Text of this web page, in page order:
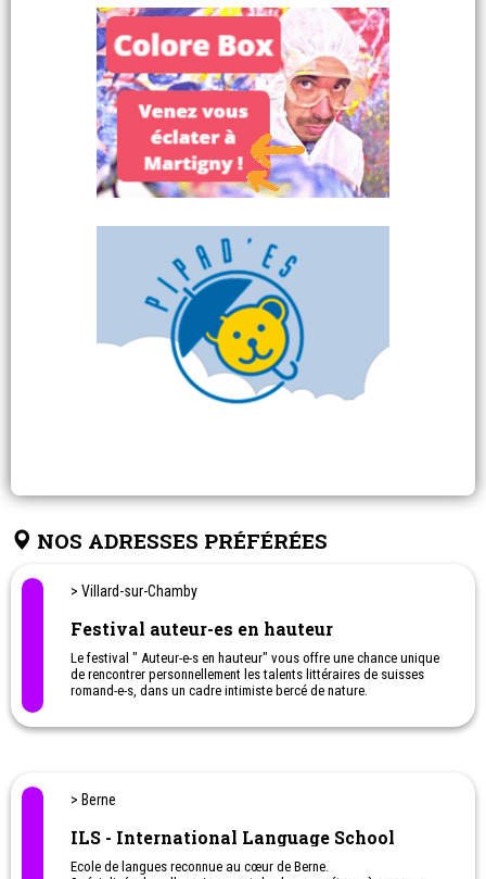
NOS ADRESSES PRÉFÉRÉES
> Villard-sur-Chamby
Festival auteur-es en hauteur
Le festival " Auteur-e-s en hauteur" vous offre une chance unique
de rencontrer personnellement les talents littéraires de suisses
romand-e-s, dans un cadre intimiste bercé de nature.
> Berne
ILS - International Language School
Ecole de langues reconnue au cœur de Berne.